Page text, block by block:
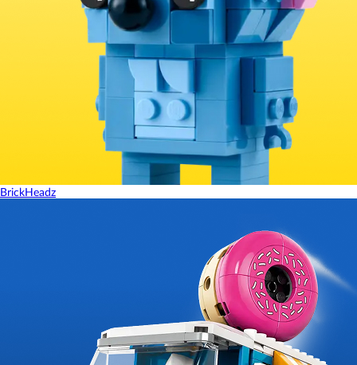
BrickHeadz